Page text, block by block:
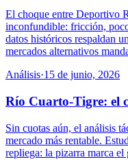
El choque entre Deportivo
inconfundible: fricción,
datos históricos respaldan
mercados alternativos
Análisis·15 de junio, 2026
Río Cuarto-Tigre: el
Sin cuotas aún, el análisis
mercado más rentable.
repliega: la pizarra marca el